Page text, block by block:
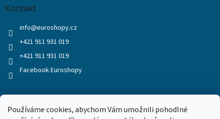
Používáme cookies, abychom Vám umožnili pohodlné
Kontakt
info@euroshopy.cz
+421 911 931 019
+421 911 931 019
Facebook Euroshopy